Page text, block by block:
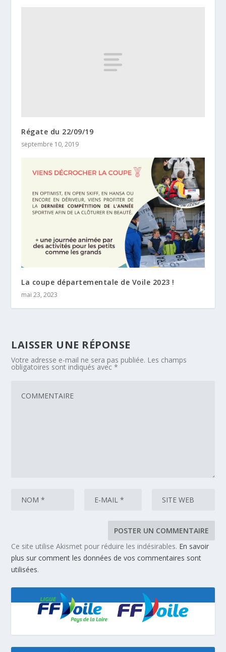
Régate du 22/09/19
septembre 10, 2019
La coupe départementale de Voile 2023 !
mai 23, 2023
LAISSER UNE RÉPONSE
Votre adresse e-mail ne sera pas publiée. Les champs
obligatoires sont indiqués avec*
Ce site utilise Akismet pour réduire les indésirables. En savoir
plus sur comment les données de vos commentaires sont
utilisées.